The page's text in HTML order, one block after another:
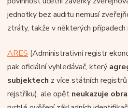
jednotky bez auditu nemusí
ztráty, takže v některých
ARES (Administrativní registr
pak oficiální vyhledávač, který
subjektech z více státních
rejstříku), ale opět neukazuje